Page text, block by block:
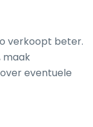
verkoopt beter.
maak
eventuele